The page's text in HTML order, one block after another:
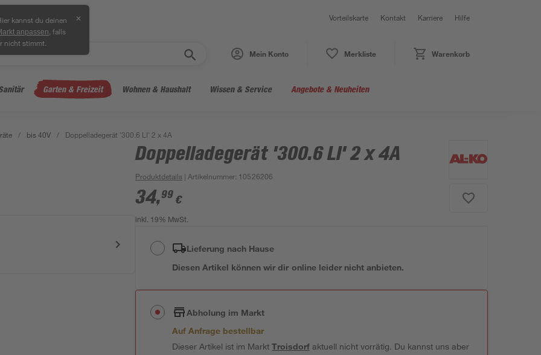
kannst du deinen
anpassen , falls
nicht stimmt.
✕ Vorteilskarte Kontakt Karriere Hilfe
Mein Konto Merkliste Warenkorb
Garten & Freizeit Wohnen & Haushalt Wissen & Service Angebote & Neuheiten
/ bis 40V / Doppelladegerät '300.6 LI' 2 x 4A
Doppelladegerät '300.6 LI' 2 x 4A
Produktdetails | Artikelnummer: 10526206
34,99 €
inkl. 19% MwSt.
Lieferung nach Hause
Diesen Artikel können wir dir online leider nicht anbieten.
Abholung im Markt
Auf Anfrage bestellbar
Dieser Artikel ist im MarktTroisdorfaktuell nicht vorrätig. Du kannst uns aber